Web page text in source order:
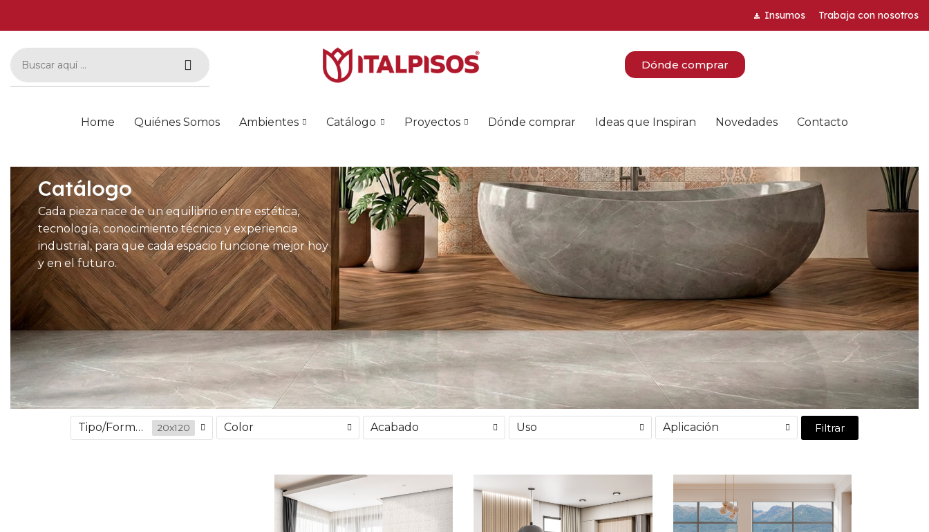
Insumos Trabaja con nosotros
Dónde comprar
Home Quiénes Somos Ambientes Catálogo Proyectos Dónde comprar Ideas que Inspiran Novedades Contacto
Catálogo
Cada pieza nace de un equilibrio entre estética,
tecnología, conocimiento técnico y experiencia
industrial, para que cada espacio funcione mejor hoy
y en el futuro.
Tipo/Formato 20x120 Color Acabado Uso Aplicación Filtrar